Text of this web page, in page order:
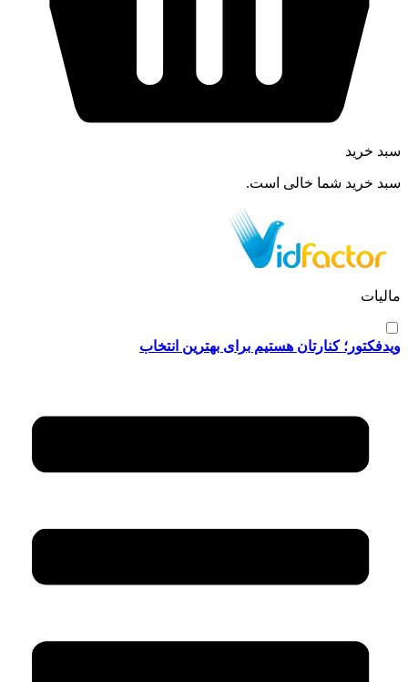
سبد خرید
سبد خرید شما خالی است.
مالیات
ویدفکتور؛ کنارتان هستیم برای بهترین انتخاب